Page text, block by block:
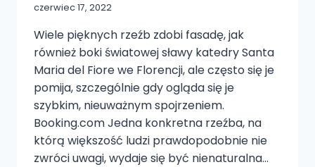
czerwiec 17, 2022
Wiele pięknych rzeźb zdobi fasadę, jak
również boki światowej sławy katedry Santa
Maria del Fiore we Florencji, ale często się je
pomija, szczególnie gdy ogląda się je
szybkim, nieuważnym spojrzeniem.
Booking.com Jedna konkretna rzeźba, na
którą większość ludzi prawdopodobnie nie
zwróci uwagi, wydaje się być nienaturalna…